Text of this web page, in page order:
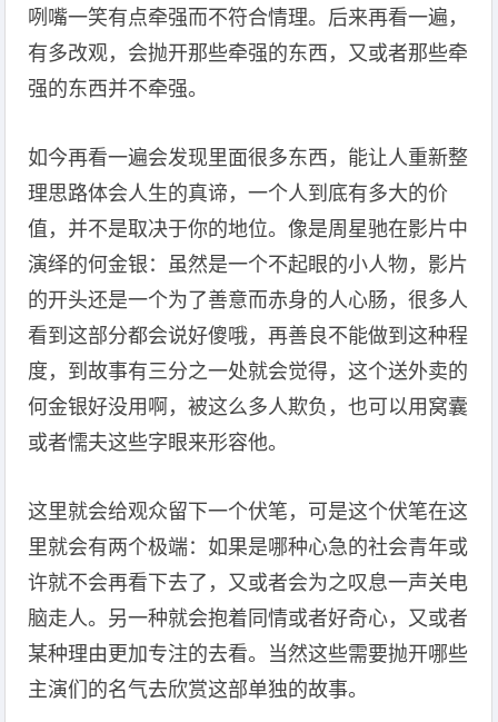
咧嘴一笑有点牵强而不符合情理。后来再看一遍，
有多改观，会抛开那些牵强的东西，又或者那些牵
强的东西并不牵强。
如今再看一遍会发现里面很多东西，能让人重新整
理思路体会人生的真谛，一个人到底有多大的价
值，并不是取决于你的地位。像是周星驰在影片中
演绎的何金银：虽然是一个不起眼的小人物，影片
的开头还是一个为了善意而赤身的人心肠，很多人
看到这部分都会说好傻哦，再善良不能做到这种程
度，到故事有三分之一处就会觉得，这个送外卖的
何金银好没用啊，被这么多人欺负，也可以用窝囊
或者懦夫这些字眼来形容他。
这里就会给观众留下一个伏笔，可是这个伏笔在这
里就会有两个极端：如果是哪种心急的社会青年或
许就不会再看下去了，又或者会为之叹息一声关电
脑走人。另一种就会抱着同情或者好奇心，又或者
某种理由更加专注的去看。当然这些需要抛开哪些
主演们的名气去欣赏这部单独的故事。